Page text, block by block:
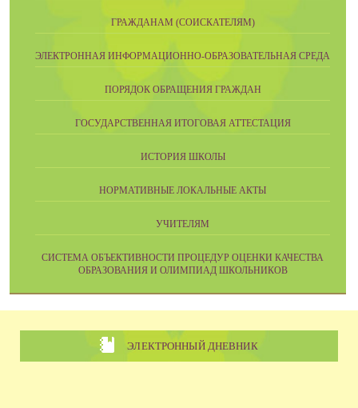
ГРАЖДАНАМ (СОИСКАТЕЛЯМ)
ЭЛЕКТРОННАЯ ИНФОРМАЦИОННО-ОБРАЗОВАТЕЛЬНАЯ СРЕДА
ПОРЯДОК ОБРАЩЕНИЯ ГРАЖДАН
ГОСУДАРСТВЕННАЯ ИТОГОВАЯ АТТЕСТАЦИЯ
ИСТОРИЯ ШКОЛЫ
НОРМАТИВНЫЕ ЛОКАЛЬНЫЕ АКТЫ
УЧИТЕЛЯМ
CИСТЕМА ОБЪЕКТИВНОСТИ ПРОЦЕДУР ОЦЕНКИ КАЧЕСТВА
ОБРАЗОВАНИЯ И ОЛИМПИАД ШКОЛЬНИКОВ
ЭЛЕКТРОННЫЙ ДНЕВНИК